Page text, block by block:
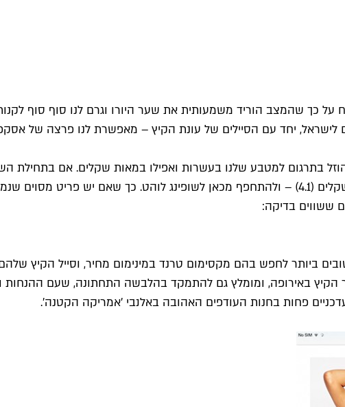
על כך שהמצב הוריד משמעותית את שער היורו וגרם לנו סוף סוף
לישראל, יחד עם הסיילים של עונת הקיץ – מאפשרת לנו פרצה של
בבוקר (ד') כבר יכולנו לקנות כרטיס טיסה בשער של כמעט 4 שקלים (4.1) – ולהתחפף מכאן
ששווים בדיקה:
ביותר לחפש בהם מקסימום טרנד במינימום מחיר, וסייל הקיץ
פחות בחנות העודפים האהובה באלנבי ׳אמריקה הקטנה׳.